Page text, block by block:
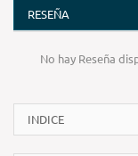
RESEÑA
No hay Reseña
INDICE